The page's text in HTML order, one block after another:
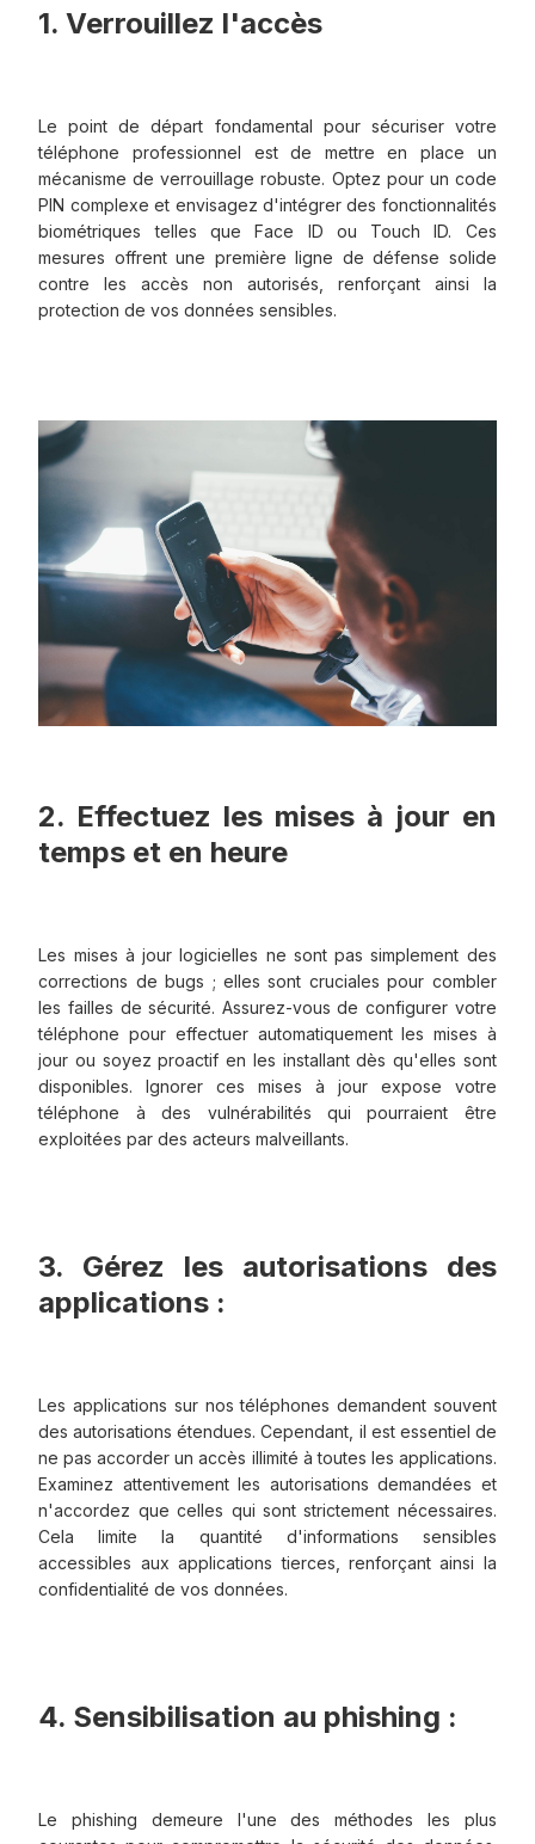
1. Verrouillez l'accès
Le point de départ fondamental pour sécuriser votre
téléphone professionnel est de mettre en place un
mécanisme de verrouillage robuste. Optez pour un code
PIN complexe et envisagez d'intégrer des fonctionnalités
biométriques telles que Face ID ou Touch ID. Ces
mesures offrent une première ligne de défense solide
contre les accès non autorisés, renforçant ainsi la
protection de vos données sensibles.
2. Effectuez les mises à jour en
temps et en heure
Les mises à jour logicielles ne sont pas simplement des
corrections de bugs ; elles sont cruciales pour combler
les failles de sécurité. Assurez-vous de configurer votre
téléphone pour effectuer automatiquement les mises à
jour ou soyez proactif en les installant dès qu'elles sont
disponibles. Ignorer ces mises à jour expose votre
téléphone à des vulnérabilités qui pourraient être
exploitées par des acteurs malveillants.
3. Gérez les autorisations des
applications :
Les applications sur nos téléphones demandent souvent
des autorisations étendues. Cependant, il est essentiel de
ne pas accorder un accès illimité à toutes les applications.
Examinez attentivement les autorisations demandées et
n'accordez que celles qui sont strictement nécessaires.
Cela limite la quantité d'informations sensibles
accessibles aux applications tierces, renforçant ainsi la
confidentialité de vos données.
4. Sensibilisation au phishing :
Le phishing demeure l'une des méthodes les plus